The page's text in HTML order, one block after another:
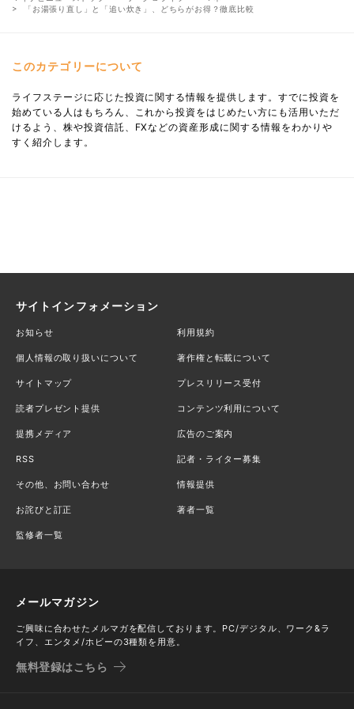
「お湯張り直し」と「追い炊き」、どちらがお得？徹底比較
このカテゴリーについて
ライフステージに応じた投資に関する情報を提供します。すでに投資を
始めている人はもちろん、これから投資をはじめたい方にも活用いただ
けるよう、株や投資信託、FXなどの資産形成に関する情報をわかりや
すく紹介します。
サイトインフォメーション
お知らせ 利用規約
個人情報の取り扱いについて 著作権と転載について
サイトマップ プレスリリース受付
読者プレゼント提供 コンテンツ利用について
提携メディア 広告のご案内
RSS 記者・ライター募集
その他、お問い合わせ 情報提供
お詫びと訂正 著者一覧
監修者一覧
メールマガジン
ご興味に合わせたメルマガを配信しております。PC/デジタル、ワーク&ラ
イフ、エンタメ/ホビーの3種類を用意。
無料登録はこちら